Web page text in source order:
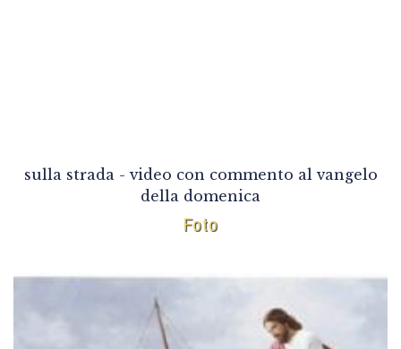
sulla strada - video con commento al vangelo
della domenica
Foto